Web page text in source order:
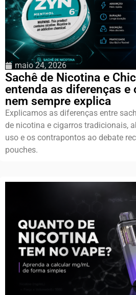
maio 24, 2026
Sachê de Nicotina e
entenda as diferenças e
nem sempre explica
Explicamos as diferenças entre
de nicotina e cigarros tradicionais,
uso e os contrapontos ao debate
pouches.